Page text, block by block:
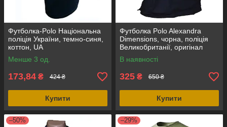
Футболка-Polo Національна
поліція України, темно-синя,
коттон, UA
Менше 3 од.
173,84 ₴ 424 ₴
Купити
Футболка Polo Alexandra
Dimensions, чорна, поліція
Великобританії, оригінал
В наявності
325 ₴ 650 ₴
Купити
–50% –29%